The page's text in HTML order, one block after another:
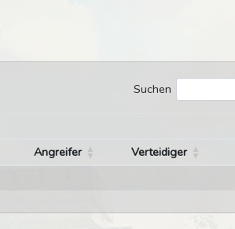
Suchen
Angreifer Verteidiger